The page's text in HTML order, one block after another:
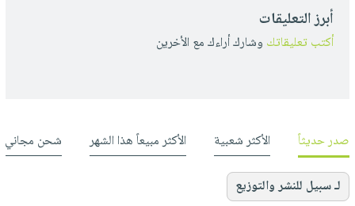
أبرز التعليقات
أكتب تعليقاتك وشارك أراءك مع الأخرين
صدر حديثاً الأكثر شعبية الأكثر مبيعاً هذا الشهر شحن مجاني
لـ سبيل للنشر والتوزيع